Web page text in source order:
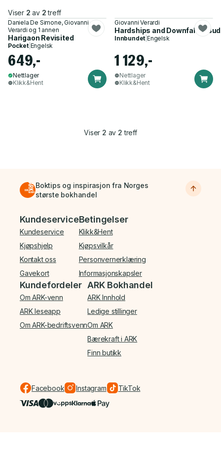
Viser 2 av 2 treff
Daniela De Simone, Giovanni
Verardi og 1 annen
Harigaon Revisited
Pocket| Engelsk
649,-
Nettlager
Klikk&Hent
Giovanni Verardi
Hardships and Downfall of
Innbundet |Engelsk
1 129,-
Nettlager
Klikk&Hent
Viser 2 av 2 treff
Boktips og inspirasjon fra Norges
største bokhandel
Bunnmeny
Kundeservice
Kundeservice
Kjøpshjelp
Kontakt oss
Gavekort
Betingelser
Klikk&Hent
Kjøpsvilkår
Personvernerklæring
Informasjonskapsler
Kundefordeler
Om ARK-venn
ARK leseapp
Om ARK-bedriftsvenn
ARK Bokhandel
ARK Innhold
Ledige stillinger
Om ARK
Bærekraft i ARK
Finn butikk
Facebook Instagram TikTok